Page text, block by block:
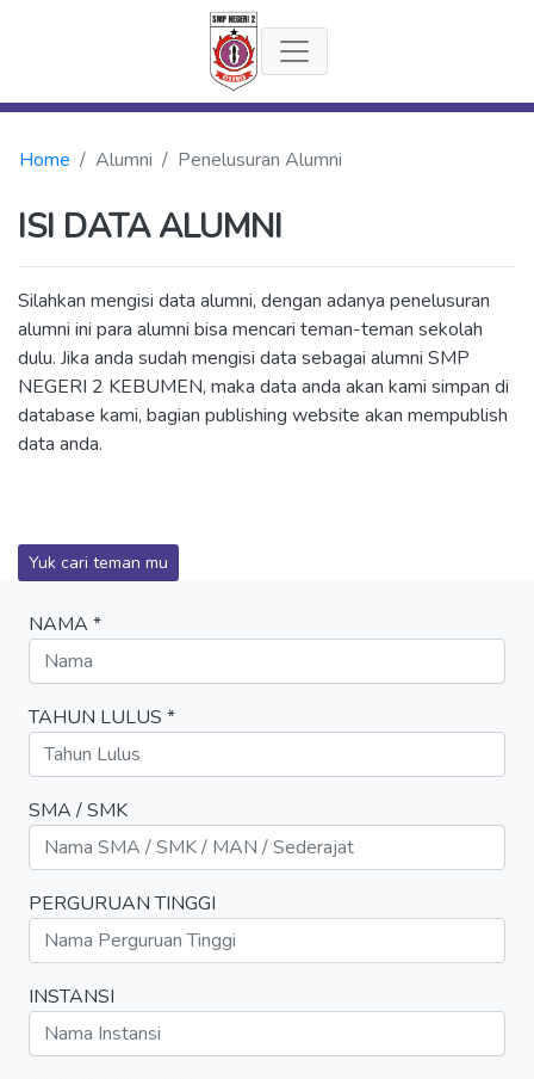
Home Alumni Penelusuran Alumni
ISI DATA ALUMNI
Silahkan mengisi data alumni, dengan adanya penelusuran
alumni ini para alumni bisa mencari teman-teman sekolah
dulu. Jika anda sudah mengisi data sebagai alumni SMP
NEGERI 2 KEBUMEN, maka data anda akan kami simpan di
database kami, bagian publishing website akan mempublish
data anda.
Yuk cari teman mu
NAMA *
TAHUN LULUS *
SMA / SMK
PERGURUAN TINGGI
INSTANSI